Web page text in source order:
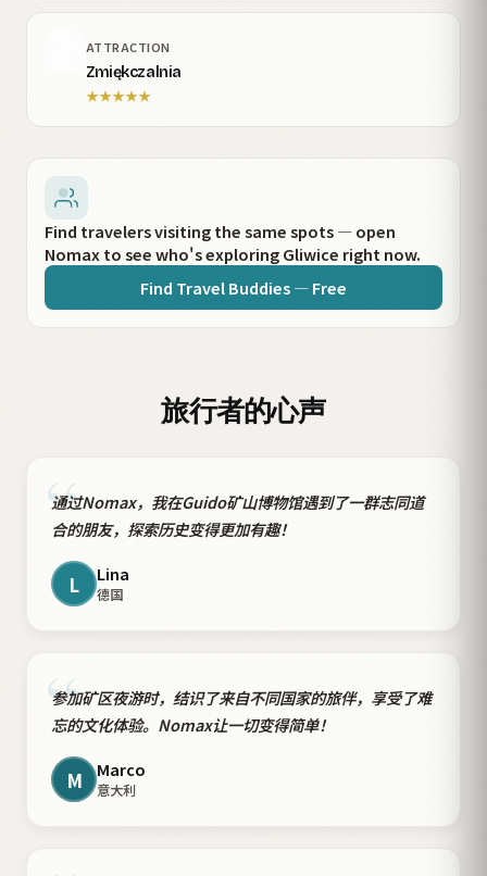
ATTRACTION
Zmiękczalnia
★★★★★
Find travelers visiting the same spots — open
Nomax to see who's exploring Gliwice right now.
Find Travel Buddies — Free
旅行者的心声
“
通过Nomax，我在Guido矿山博物馆遇到了一群志同道
合的朋友，探索历史变得更加有趣！
L Lina
德国
“
参加矿区夜游时，结识了来自不同国家的旅伴，享受了难
忘的文化体验。Nomax让一切变得简单！
M Marco
意大利